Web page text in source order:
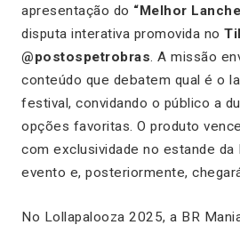
apresentação do “Melhor
disputa interativa promovida no
@postospetrobras. A missão
conteúdo que debatem qual é o
festival, convidando o público a
opções favoritas. O produto
com exclusividade no estande da
evento e, posteriormente,
No Lollapalooza 2025, a BR